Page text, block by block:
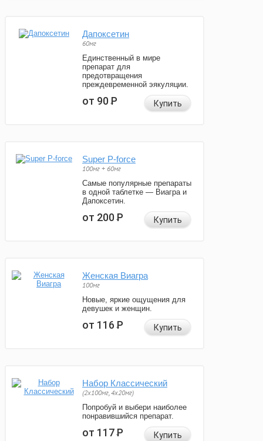
Дапоксетин
60мг
Единственный в мире
препарат для
предотвращения
преждевременной эякуляции.
от 90Р Купить
Super P-force
100мг + 60мг
Самые популярные препараты
в одной таблетке — Виагра и
Дапоксетин.
от 200Р Купить
Женская Виагра
100мг
Новые, яркие ощущения для
девушек и женщин.
от 116Р Купить
Набор Классический
(2x100мг, 4x20мг)
Попробуй и выбери наиболее
понравившийся препарат.
от 117Р Купить